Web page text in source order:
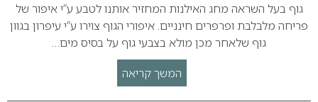
גוף בעל השראה מחג האילנות המחזיר אותנו לטבע ע”י איפור של
פריחה מלבלבת ופרפרים חינניים. איפורי הגוף צוירו ע”י עיפרון בגוון
גוף שלאחר מכן מולא בצבעי גוף על בסיס מים…
המשך קריאה